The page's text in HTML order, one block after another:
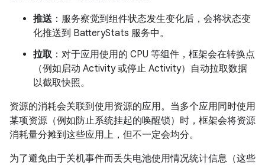
推送 ：服务察觉到组件状态发生变化后，会将状态变
化推送到 BatteryStats 服务中。
拉取：对于应用使用的 CPU 等组件，框架会在转换点
（例如启动 Activity 或停止 Activity）自动拉取数据
以截取快照。
资源的消耗会关联到使用资源的应用。当多个应用同时使用
某项资源（例如防止系统挂起的唤醒锁）时，框架会将资源
消耗量分摊到这些应用上，但不一定会均分。
为了避免由于关机事件而丢失电池使用情况统计信息（这些